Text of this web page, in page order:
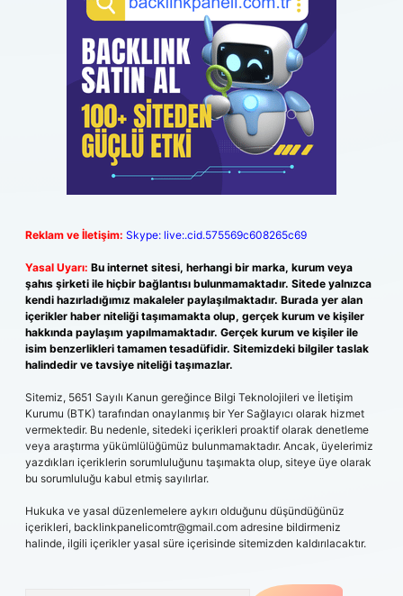
Reklam ve İletişim: Skype: live:.cid.575569c608265c69
Yasal Uyarı: Bu internet sitesi, herhangi bir marka, kurum veya
şahıs şirketi ile hiçbir bağlantısı bulunmamaktadır. Sitede yalnızca
kendi hazırladığımız makaleler paylaşılmaktadır. Burada yer alan
içerikler haber niteliği taşımamakta olup, gerçek kurum ve kişiler
hakkında paylaşım yapılmamaktadır. Gerçek kurum ve kişiler ile
isim benzerlikleri tamamen tesadüfidir. Sitemizdeki bilgiler taslak
halindedir ve tavsiye niteliği taşımazlar.
Sitemiz, 5651 Sayılı Kanun gereğince Bilgi Teknolojileri ve İletişim
Kurumu (BTK) tarafından onaylanmış bir Yer Sağlayıcı olarak hizmet
vermektedir. Bu nedenle, sitedeki içerikleri proaktif olarak denetleme
veya araştırma yükümlülüğümüz bulunmamaktadır. Ancak, üyelerimiz
yazdıkları içeriklerin sorumluluğunu taşımakta olup, siteye üye olarak
bu sorumluluğu kabul etmiş sayılırlar.
Hukuka ve yasal düzenlemelere aykırı olduğunu düşündüğünüz
içerikleri, backlinkpanelicomtr@gmail.com adresine bildirmeniz
halinde, ilgili içerikler yasal süre içerisinde sitemizden kaldırılacaktır.